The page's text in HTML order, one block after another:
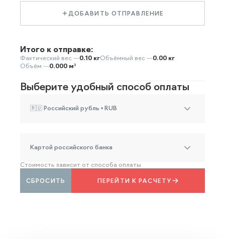
ДОБАВИТЬ ОТПРАВЛЕНИЕ
Итого к отправке:
Фактический вес —0.10 кгОбъёмный вес —0.00 кг
Объём —0.000 м³
Выберите удобный способ оплаты
🇷🇺 Российский рубль • RUB
Картой российского банка
Стоимость зависит от способа оплаты
ПЕРЕЙТИ К РАСЧЕТУ
СБРОСИТЬ